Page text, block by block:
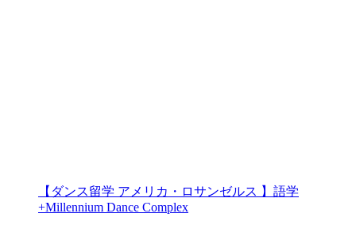
【ダンス留学 アメリカ・ロサンゼルス 】語学
+Millennium Dance Complex